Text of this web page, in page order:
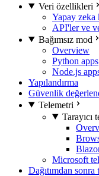
Veri özellikleri
Yapay zeka
API'ler ve
Bağımsız mod
Overview
Python apps
Node.js
Yapılandırma
Güvenlik
Telemetri
Tarayıcı
Microsoft
Dağıtımdan sonra